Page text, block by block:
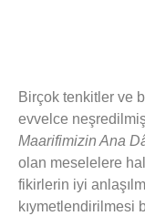
Birçok tenkitler ve
evvelce
Maarifimizin Ana
olan meselelere
fikirlerin iyi
kıymetlendirilmesi